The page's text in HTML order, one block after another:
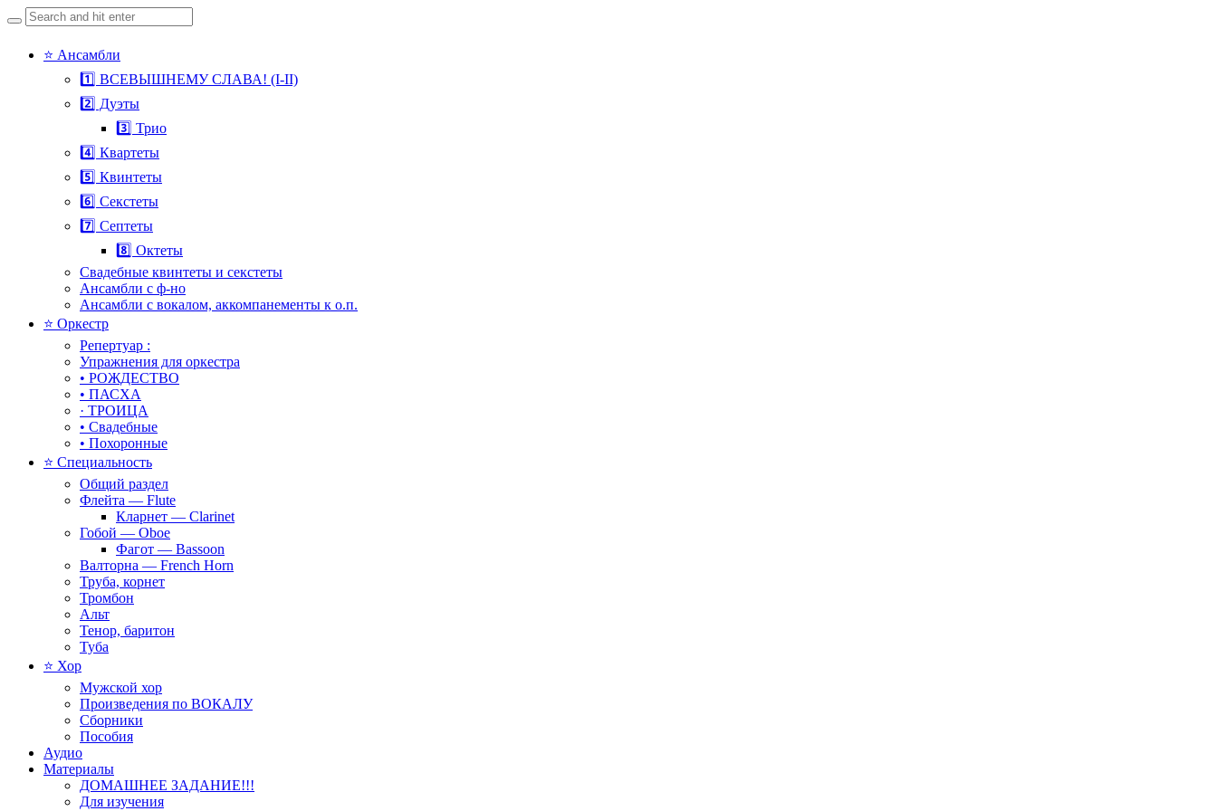
Search
for:
Skip
⭐ Ансамбли
1️⃣ ВСЕВЫШНЕМУ СЛАВА! (I-II)
2️⃣ Дуэты
3️⃣ Трио
4️⃣ Квартеты
5️⃣ Квинтеты
6️⃣ Секстеты
7️⃣ Септеты
8️⃣ Октеты
Свадебные квинтеты и секстеты
Ансамбли с ф-но
Ансамбли с вокалом, аккомпанементы к о.п.
⭐ Оркестр
Репертуар :
Упражнения для оркестра
• РОЖДЕСТВО
• ПАСХА
· ТРОИЦА
• Свадебные
• Похоронные
⭐ Специальность
Общий раздел
Флейта — Flute
Кларнет — Clarinet
Гобой — Oboe
Фагот — Bassoon
Валторна — French Horn
Труба, корнет
Тромбон
Альт
Тенор, баритон
Туба
⭐ Хор
Мужской хор
Произведения по ВОКАЛУ
Сборники
Пособия
Аудио
Материалы
ДОМАШНЕЕ ЗАДАНИЕ!!!
Для изучения